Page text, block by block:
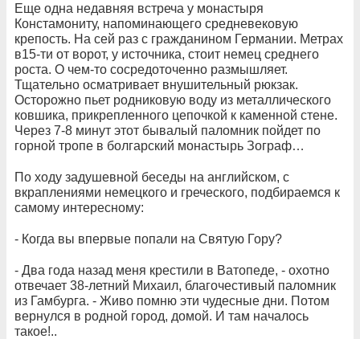
Еще одна недавняя встреча у монастыря
Констамониту, напоминающего средневековую
крепость. На сей раз с гражданином Германии. Метрах
в15-ти от ворот, у источника, стоит немец среднего
роста. О чем-то сосредоточенно размышляет.
Тщательно осматривает внушительный рюкзак.
Осторожно пьет родниковую воду из металлического
ковшика, прикрепленного цепочкой к каменной стене.
Через 7-8 минут этот бывалый паломник пойдет по
горной тропе в болгарский монастырь Зограф…
По ходу задушевной беседы на английском, с
вкраплениями немецкого и греческого, подбираемся к
самому интересному:
- Когда вы впервые попали на Святую Гору?
- Два года назад меня крестили в Ватопеде, - охотно
отвечает 38-летний Михаил, благочестивый паломник
из Гамбурга. - Живо помню эти чудесные дни. Потом
вернулся в родной город, домой. И там началось
такое!..